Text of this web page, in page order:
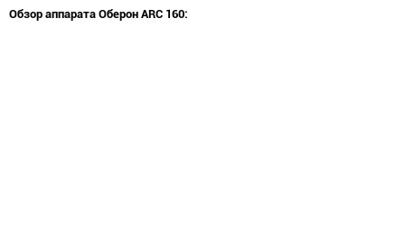
Обзор аппарата Оберон ARC 160: